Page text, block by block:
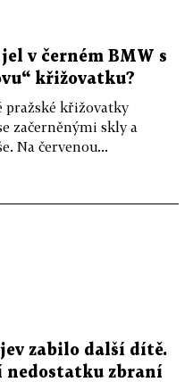
v černém BMW s
křižovatku?
pražské křižovatky
začerněnými skly a
Na červenou...
zabilo další dítě.
nedostatku zbraní